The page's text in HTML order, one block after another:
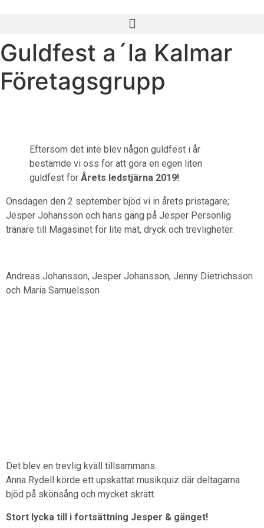
Guldfest a´la Kalmar
Företagsgrupp
Eftersom det inte blev någon guldfest i år
bestämde vi oss för att göra en egen liten
guldfest för Årets ledstjärna 2019!
Onsdagen den 2 september bjöd vi in årets pristagare;
Jesper Johansson och hans gäng på Jesper Personlig
tränare till Magasinet för lite mat, dryck och trevligheter.
Andreas Johansson, Jesper Johansson, Jenny Dietrichsson
och Maria Samuelsson
Det blev en trevlig kväll tillsammans.
Anna Rydell körde ett upskattat musikquiz där deltagarna
bjöd på skönsång och mycket skratt.
Stort lycka till i fortsättning Jesper & gänget!